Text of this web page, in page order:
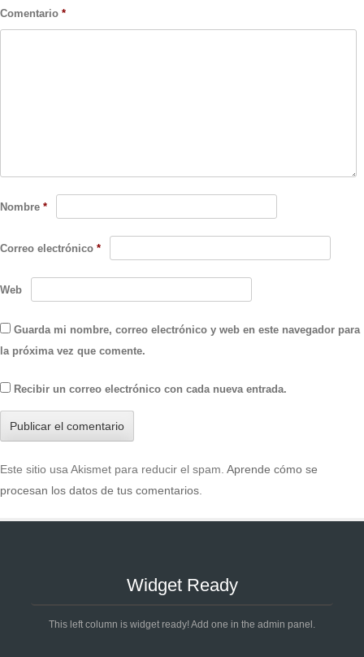
Comentario *
Nombre *
Correo electrónico *
Web
Guarda mi nombre, correo electrónico y web en este navegador para
la próxima vez que comente.
Recibir un correo electrónico con cada nueva entrada.
Este sitio usa Akismet para reducir el spam. Aprende cómo se
procesan los datos de tus comentarios
Widget Ready
This left column is widget ready! Add one in the admin panel.